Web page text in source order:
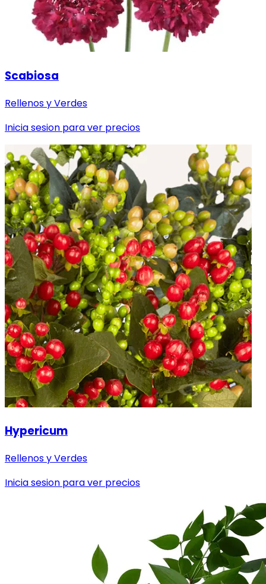
Scabiosa
Rellenos y Verdes
Inicia sesion para ver precios
Hypericum
Rellenos y Verdes
Inicia sesion para ver precios